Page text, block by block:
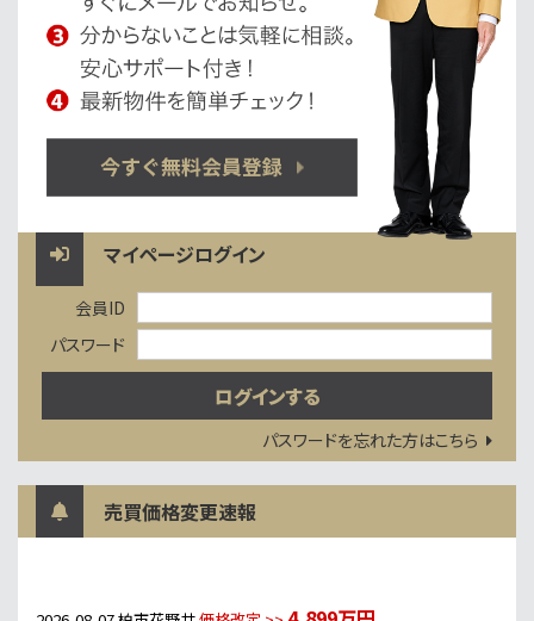
マイページログイン
会員ID
パスワード
パスワードを忘れた方はこちら
売買価格変更速報